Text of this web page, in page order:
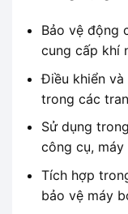
Bảo vệ động
cung cấp khí
Điều khiển
trong các
Sử dụng
công cụ, máy
Tích hợp
bảo vệ máy